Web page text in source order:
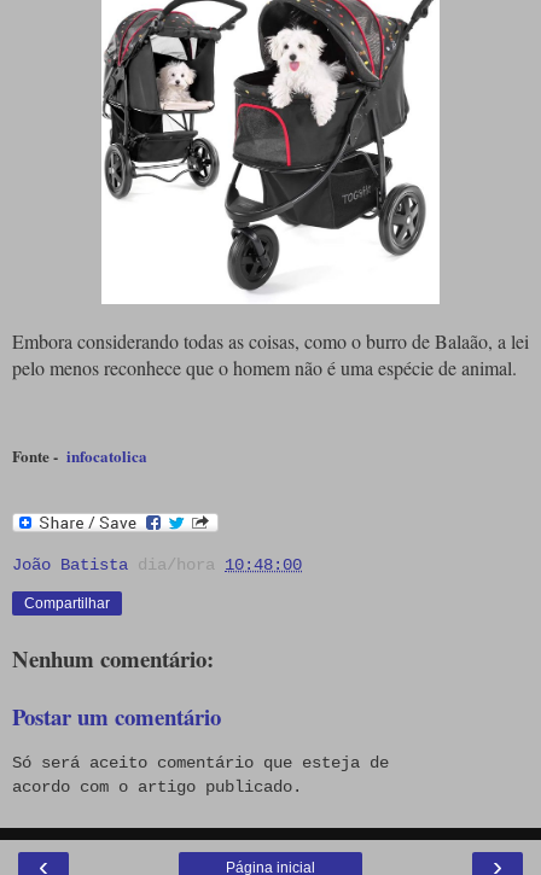
Embora considerando todas as coisas, como o burro de Balaão, a lei
pelo menos reconhece que o homem não é uma espécie de animal.
Fonte - infocatolica
João Batista dia/hora 10:48:00
Compartilhar
Nenhum comentário:
Postar um comentário
Só será aceito comentário que esteja de
acordo com o artigo publicado.
‹ ›
Página inicial